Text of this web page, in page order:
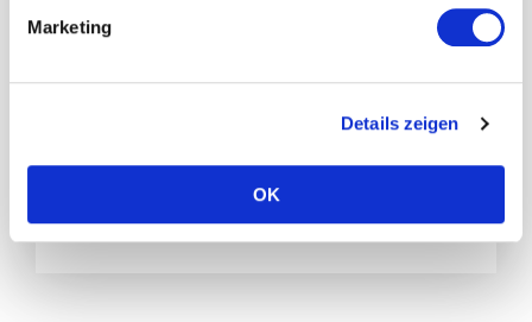
Marketing
Details zeigen
OK
As part of our home hygiene range, we have easy-
to-use surface disinfectant sprays which contain